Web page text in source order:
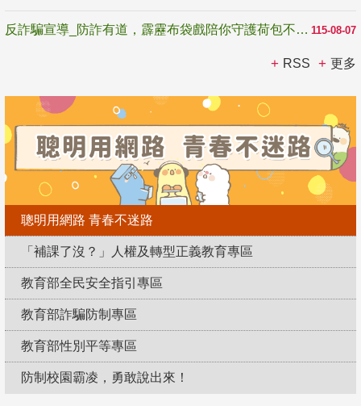
115-08-07
反詐騙宣導_防詐有道，霹靂布袋戲陪你守護荷包不受騙
RSS 更多
聰明用網路 青春不迷路
「補課了沒？」人權及轉型正義教育專區
教育部全民安全指引專區
教育部詐騙防制專區
教育部性別平等專區
防制校園霸凌，勇敢說出來！